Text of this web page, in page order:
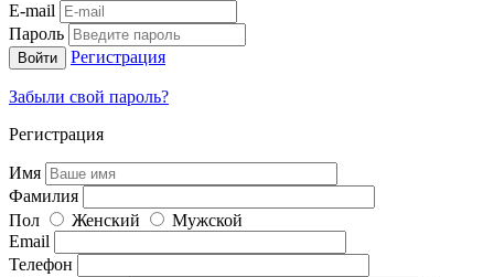
E-mail
Пароль
Регистрация
Забыли свой пароль?
Регистрация
Имя
Фамилия
Пол
Женский
Мужской
Email
Телефон